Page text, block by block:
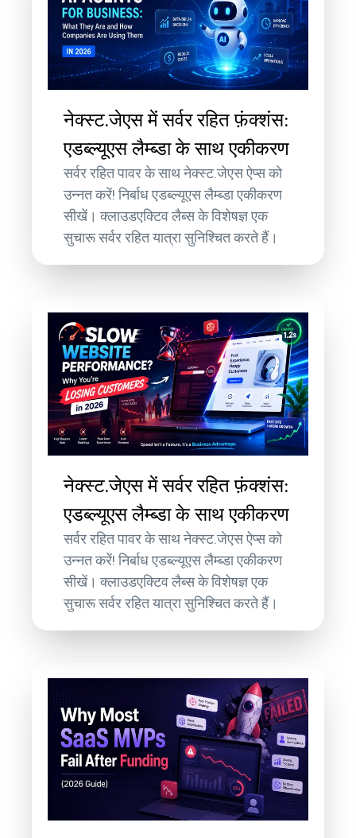
नेक्स्ट.जेएस में सर्वर रहित फ़ंक्शंस:
एडब्ल्यूएस लैम्ब्डा के साथ एकीकरण
सर्वर रहित पावर के साथ नेक्स्ट.जेएस ऐप्स को
उन्नत करें! निर्बाध एडब्ल्यूएस लैम्ब्डा एकीकरण
सीखें। क्लाउडएक्टिव लैब्स के विशेषज्ञ एक
सुचारू सर्वर रहित यात्रा सुनिश्चित करते हैं।
नेक्स्ट.जेएस में सर्वर रहित फ़ंक्शंस:
एडब्ल्यूएस लैम्ब्डा के साथ एकीकरण
सर्वर रहित पावर के साथ नेक्स्ट.जेएस ऐप्स को
उन्नत करें! निर्बाध एडब्ल्यूएस लैम्ब्डा एकीकरण
सीखें। क्लाउडएक्टिव लैब्स के विशेषज्ञ एक
सुचारू सर्वर रहित यात्रा सुनिश्चित करते हैं।